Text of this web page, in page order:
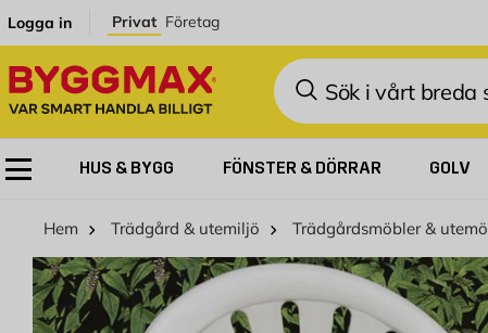
Logga in Privat Företag
Sök
HUS & BYGG FÖNSTER & DÖRRAR GOLV
Hem Trädgård & utemiljö Trädgårdsmöbler &